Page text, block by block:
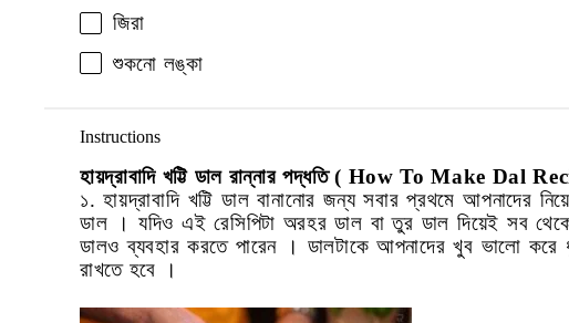
জিরা
শুকনো লঙ্কা
Instructions
হায়দ্রাবাদি খট্টি ডাল রান্নার পদ্ধতি( How To Make Dal
১. হায়দ্রাবাদি খট্টি ডাল বানানোর জন্য সবার প্রথমে আপনাদের
ডাল । যদিও এই রেসিপিটা অরহর ডাল বা তুর ডাল দিয়েই সব
ডালও ব্যবহার করতে পারেন । ডালটাকে আপনাদের খুব ভালো করে
রাখতে হবে ।